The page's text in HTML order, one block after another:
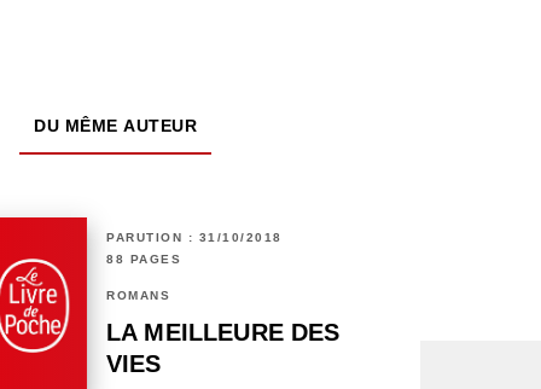
DU MÊME AUTEUR
PARUTION : 31/10/2018
88 PAGES
ROMANS
LA MEILLEURE DES
VIES